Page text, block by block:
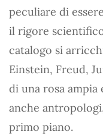
peculiare di
il rigore
catalogo si
Einstein, Freud,
di una rosa
anche
primo piano.